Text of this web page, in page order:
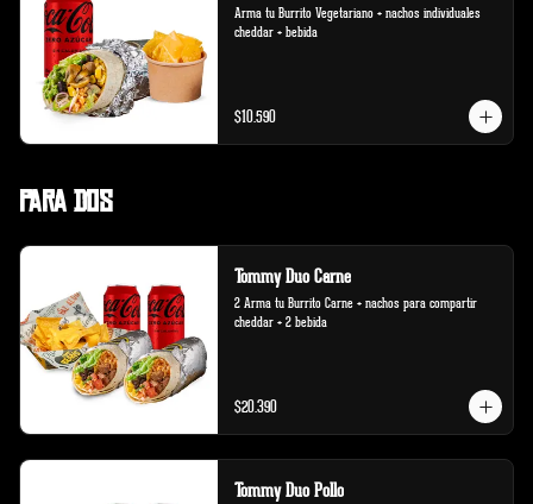
Arma tu Burrito Vegetariano + nachos individuales
cheddar + bebida
$10.590
Para Dos
Tommy Duo Carne
2 Arma tu Burrito Carne + nachos para compartir
cheddar + 2 bebida
$20.390
Tommy Duo Pollo